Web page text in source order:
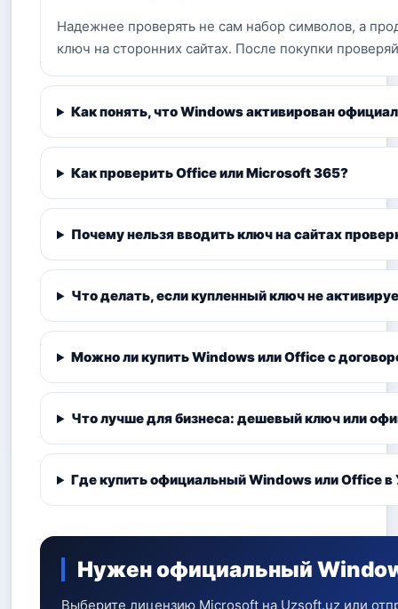
Надежнее проверять не сам набор символов, а
ключ на сторонних сайтах. После покупки
Как понять, что Windows активирован
Как проверить Office или Microsoft 365?
Почему нельзя вводить ключ на сайтах
Что делать, если купленный ключ не
Можно ли купить Windows или Office с
Что лучше для бизнеса: дешевый ключ или
Где купить официальный Windows или Office в
Нужен официальный
Выберите лицензию Microsoft на Uzsoft.uz или